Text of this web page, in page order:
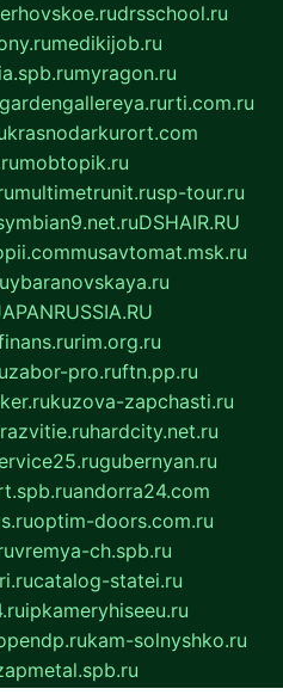
drsschool.ru
medikijob.ru
myragon.ru
gardengallereya.rurti.com.ru
krasnodarkurort.com
mobtopik.ru
multimetrunit.rusp-tour.ru
DSHAIR.RU
musavtomat.msk.ru
ybaranovskaya.ru
rim.org.ru
zabor-pro.ruftn.pp.ru
kuzova-zapchasti.ru
hardcity.net.ru
gubernyan.ru
andorra24.com
optim-doors.com.ru
vremya-ch.spb.ru
catalog-statei.ru
ipkameryhiseeu.ru
kam-solnyshko.ru